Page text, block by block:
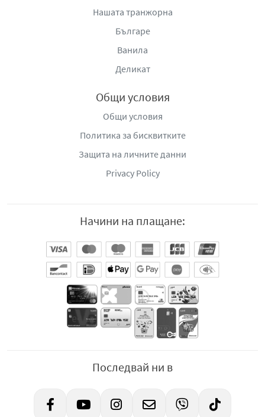
Нашата транжорна
Българе
Ванила
Деликат
Общи условия
Общи условия
Политика за бисквитките
Защита на личните данни
Privacy Policy
Начини на плащане:
Последвай ни в